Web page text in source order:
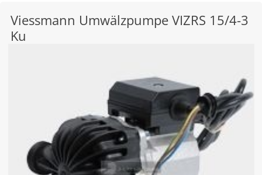
Viessmann Umwälzpumpe VIZRS 15/4-3
Ku